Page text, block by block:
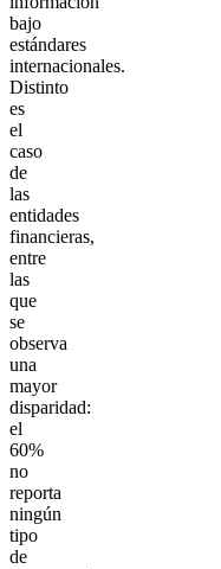
bajo
estándares
internacionales.
Distinto
es
el
caso
de
las
entidades
financieras,
entre
las
que
se
observa
una
mayor
disparidad:
el
60%
no
reporta
ningún
tipo
de